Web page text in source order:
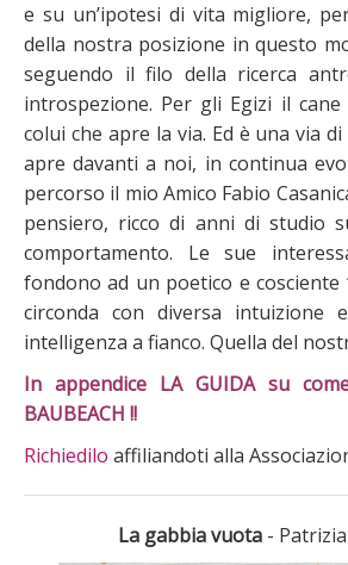
e su un’ipotesi di vita migliore,
della nostra posizione in questo
seguendo il filo della ricerca
introspezione. Per gli Egizi il
colui che apre la via. Ed è una via
apre davanti a noi, in continua
percorso il mio Amico Fabio
pensiero, ricco di anni di studio
comportamento. Le sue
fondono ad un poetico e cosciente
circonda con diversa intuizione
intelligenza a fianco. Quella del
In appendice LA GUIDA su
BAUBEACH !!
Richiedilo affiliandoti alla
La gabbia vuota-